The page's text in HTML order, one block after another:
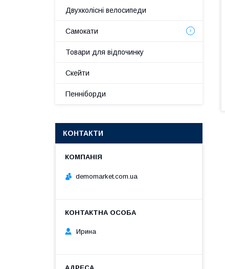
Двухколісні велосипеди
Самокати
Товари для відпочинку
Скейти
Пенніборди
КОНТАКТИ
demomarket.com.ua
Ирина